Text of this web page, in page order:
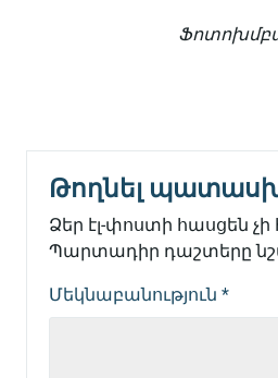
Թողնել
Ձեր էլ-փոստի հասցեն
Պարտադիր դաշտերը
Մեկնաբանություն *